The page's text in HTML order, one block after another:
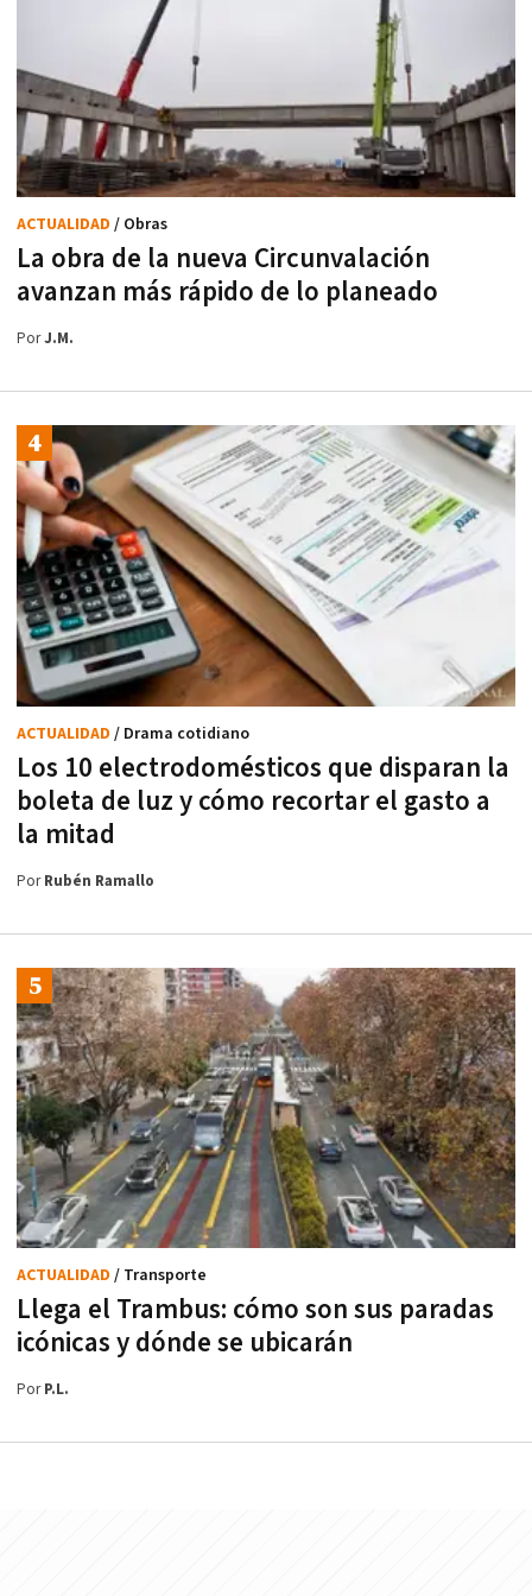
La obra de la nueva Circunvalación
avanzan más rápido de lo planeado
ACTUALIDAD / Obras
PorJ.M.
Los 10 electrodomésticos que disparan la
boleta de luz y cómo recortar el gasto a
la mitad
ACTUALIDAD / Drama cotidiano
PorRubén Ramallo
Llega el Trambus: cómo son sus paradas
icónicas y dónde se ubicarán
ACTUALIDAD / Transporte
PorP.L.